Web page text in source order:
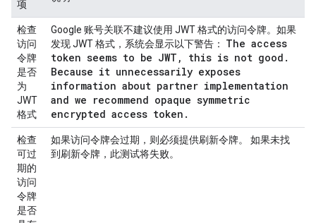
项
检查
访问
令牌
是否
为
JWT
格式
Google 账号关联不建议使用 JWT 格式的访问令牌。如果
发现 JWT 格式，系统会显示以下警告： The access
token seems to be JWT , this is not good .
Because it unnecessarily exposes
information about partner implementation
and we recommend opaque symmetric
encrypted access token .
检查
可过
期的
访问
令牌
是否
如果访问令牌会过期，则必须提供刷新令牌。 如果未找
到刷新令牌，此测试将失败。